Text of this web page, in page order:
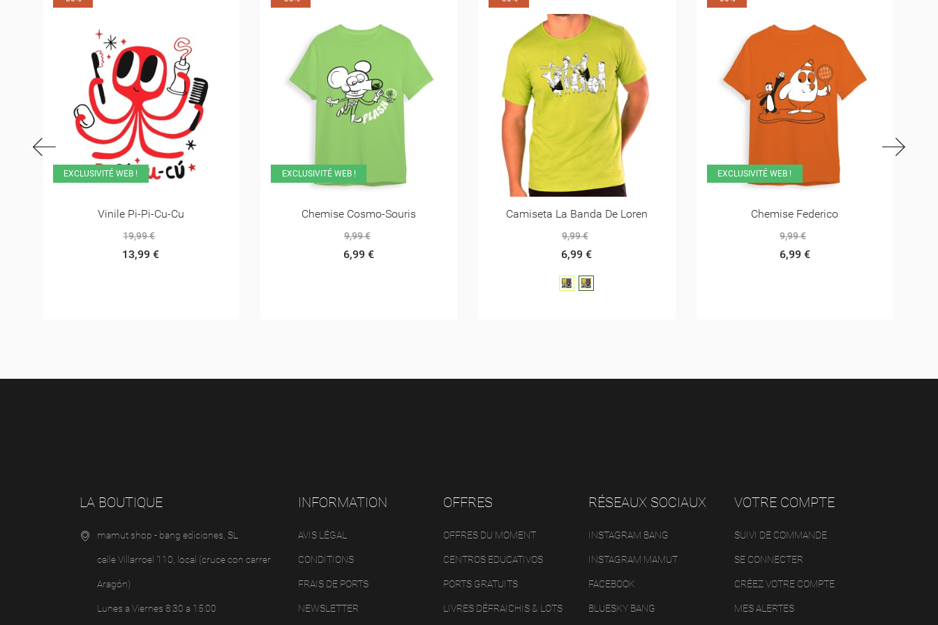
EXCLUSIVITÉ WEB !
Chemise Cosmo-Souris
9,99 €
6,99 €
Camiseta La Banda De Loren
9,99 €
6,99 €
EXCLUSIVITÉ WEB !
Chemise Federico
9,99 €
6,99 €
EXCLUSIVITÉ WEB !
Chemise Pirate
9,99 €
6,99 €
LA BOUTIQUE
mamut shop - bang ediciones, SL
calle Villarroel 110, local (cruce con carrer
Aragón)
Lunes a Viernes 8:30 a 15:00
INFORMATION
AVIS LÉGAL
CONDITIONS
FRAIS DE PORTS
NEWSLETTER
OFFRES
OFFRES DU MOMENT
CENTROS EDUCATIVOS
PORTS GRATUITS
LIVRES DÉFRAICHIS & LOTS
RÉSEAUX SOCIAUX
INSTAGRAM BANG
INSTAGRAM MAMUT
FACEBOOK
BLUESKY BANG
VOTRE COMPTE
SUIVI DE COMMANDE
SE CONNECTER
CRÉEZ VOTRE COMPTE
MES ALERTES